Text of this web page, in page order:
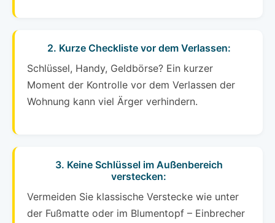
2. Kurze Checkliste vor dem Verlassen:
Schlüssel, Handy, Geldbörse? Ein kurzer
Moment der Kontrolle vor dem Verlassen der
Wohnung kann viel Ärger verhindern.
3. Keine Schlüssel im Außenbereich
verstecken:
Vermeiden Sie klassische Verstecke wie unter
der Fußmatte oder im Blumentopf – Einbrecher